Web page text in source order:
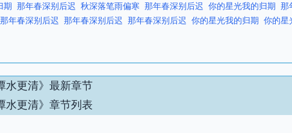
期 那年春深别后迟 秋深落笔雨偏寒 那年春深别后迟 你的星光我的归期 那
那年春深别后迟 那年春深别后迟 那年春深别后迟 你的星光我的归期 你的星
水更清》最新章节
水更清》章节列表